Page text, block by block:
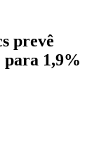
prevê
para 1,9%